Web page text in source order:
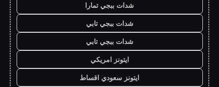
شدات ببجي تمارا
شدات ببجي تابي
شدات ببجي تابي
ايتونز امريكي
ايتونز سعودي اقساط